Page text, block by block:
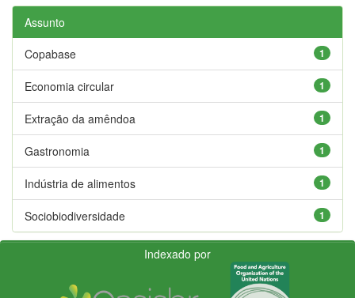
Assunto
1
Copabase
1
Economia circular
1
Extração da amêndoa
1
Gastronomia
1
Indústria de alimentos
1
Sociobiodiversidade
Indexado por